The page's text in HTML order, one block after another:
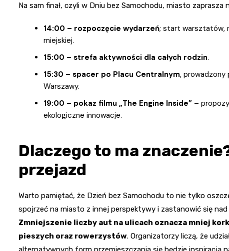
Na sam finał, czyli w Dniu bez Samochodu, miasto
14:00 – rozpoczęcie wydarzeń; start warsztatów,
miejskiej.
15:00 – strefa aktywności dla całych rodzin.
15:30 – spacer po Placu Centralnym, prowadzony
Warszawy.
19:00 – pokaz filmu „The Engine Inside” –
ekologiczne innowacje.
Dlaczego to ma
przejazd
Warto pamiętać, że Dzień bez Samochodu to nie tylko
spojrzeć na miasto z innej perspektywy i zastanowić się
Zmniejszenie liczby aut na ulicach oznacza mniej
pieszych oraz rowerzystów. Organizatorzy liczą, że